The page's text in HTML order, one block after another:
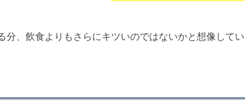
分、飲食よりもさらにキツいのではないかと想像してい